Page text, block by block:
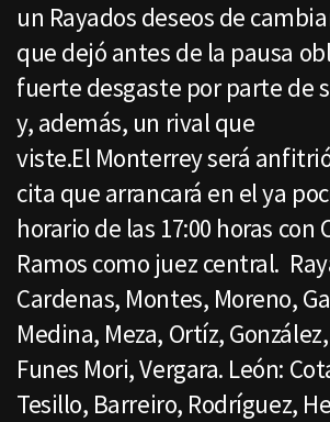
un Rayados deseos de
que dejó antes de la pausa
fuerte desgaste por parte de
y, además, un rival que
viste.El Monterrey será
cita que arrancará en el ya
horario de las 17:00 horas con
Ramos como juez central.
Cardenas, Montes, Moreno,
Medina, Meza, Ortíz,
Funes Mori, Vergara. León:
Tesillo, Barreiro, Rodríguez,